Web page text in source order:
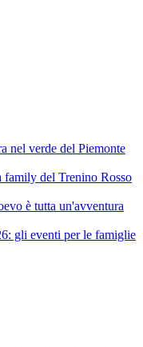
nel verde del Piemonte
del Trenino Rosso
è tutta un'avventura
gli eventi per le famiglie